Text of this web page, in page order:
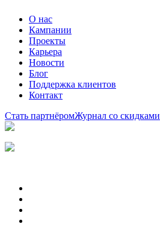
О нас
Кампании
Проекты
Карьера
Новости
Блог
Поддержка клиентов
Контакт
Стать партнёромЖурнал со скидками